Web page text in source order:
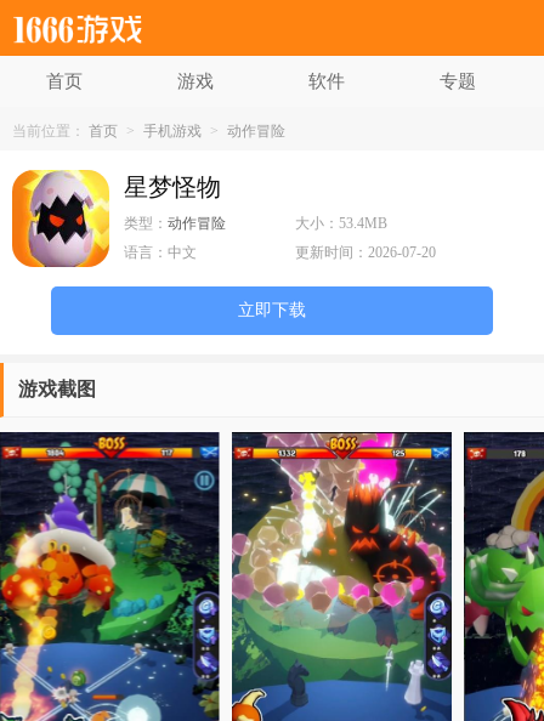
首页 游戏 软件 专题
当前位置： 首页 > 手机游戏 > 动作冒险
星梦怪物
类型： 动作冒险 大小：53.4MB
语言： 中文 更新时间：2026-07-20
立即下载
游戏截图